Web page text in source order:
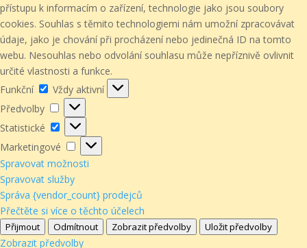
přístupu k informacím o zařízení, technologie jako jsou soubory
cookies. Souhlas s těmito technologiemi nám umožní zpracovávat
údaje, jako je chování při procházení nebo jedinečná ID na tomto
webu. Nesouhlas nebo odvolání souhlasu může nepříznivě ovlivnit
určité vlastnosti a funkce.
Funkční
Funkční
Vždy aktivní
Předvolby
Předvolby
Statistické
Statistické
Marketingové
Marketingové
Spravovat možnosti
Spravovat služby
Správa {vendor_count} prodejců
Přečtěte si více o těchto účelech
Přijmout Odmítnout Zobrazit předvolby Uložit předvolby
Zobrazit předvolby